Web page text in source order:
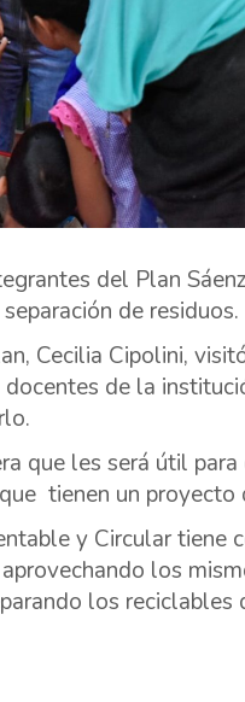
del Plan
de residuos.
Cecilia Cipolini,
de la
que les será útil
tienen un proyecto
y Circular tiene
los
los reciclables